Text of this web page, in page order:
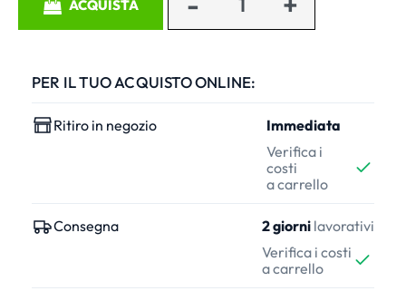
ACQUISTA
PER IL TUO ACQUISTO ONLINE:
Ritiro in negozio
Immediata
Verifica i
costi
a carrello
Consegna 2 giorni lavorativi
Verifica i costi
a carrello